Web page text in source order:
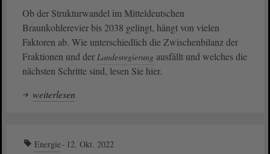
Ob der Strukturwandel im Mitteldeutschen
Braunkohlerevier bis 2038 gelingt, hängt von vielen
Faktoren ab. Wie unterschiedlich die Zwischenbilanz der
Fraktionen und der Landesregierung ausfällt und welches die
nächsten Schritte sind, lesen Sie hier.
weiterlesen
Energie 12. Okt. 2022